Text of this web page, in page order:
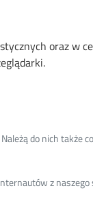
oraz w
do nich także
z
dla